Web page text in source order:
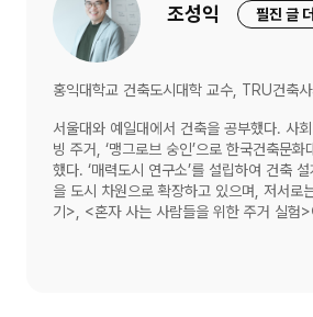
조성익 필진 글
홍익대학교 건축도시대학 교수, TRU건축
서울대와 예일대에서 건축을 공부했다. 사
빙 주거, ‘맹그로브 숭인’으로 한국건축문
했다. ‘매력도시 연구소’를 설립하여 건축
을 도시 차원으로 확장하고 있으며, 저서로
기>, <혼자 사는 사람들을 위한 주거 실험